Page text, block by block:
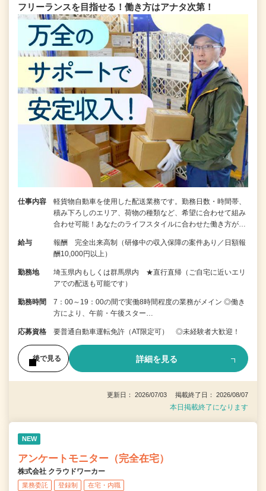
フリーランスを目指せる！働き方はアナタ次第！
仕事内容
軽貨物自動車を使用した配送業務です。勤務日数・時間帯、
積み下ろしのエリア、荷物の種類など、希望に合わせて組み
合わせ可能！あなたのライフスタイルに合わせた働き方が…
給与
報酬 完全出来高制（研修中の収入保障の案件あり／日額報
酬10,000円以上）
勤務地
埼玉県内もしくは群馬県内 ★直行直帰（ご自宅に近いエリ
アでの配送も可能です）
勤務時間
7：00～19：00の間で実働8時間程度の業務がメイン ◎働き
方により、午前・午後スター…
応募資格 要普通自動車運転免許（AT限定可） ◎未経験者大歓迎！
後で見る 詳細を見る
更新日： 2026/07/03 掲載終了日： 2026/08/07
本日掲載終了になります
NEW
アンケートモニター（完全在宅）
株式会社 クラウドワーカー
業務委託 登録制 在宅・内職